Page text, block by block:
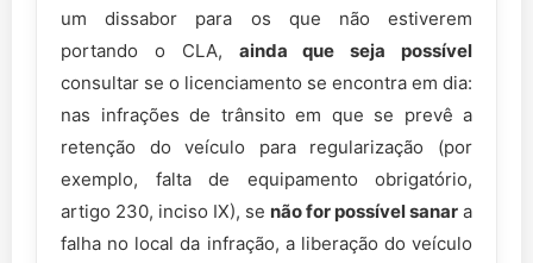
um dissabor para os que não estiverem
portando o CLA, ainda que seja possível
consultar se o licenciamento se encontra em dia:
nas infrações de trânsito em que se prevê a
retenção do veículo para regularização (por
exemplo, falta de equipamento obrigatório,
artigo 230, inciso IX), se não for possível sanar a
falha no local da infração, a liberação do veículo